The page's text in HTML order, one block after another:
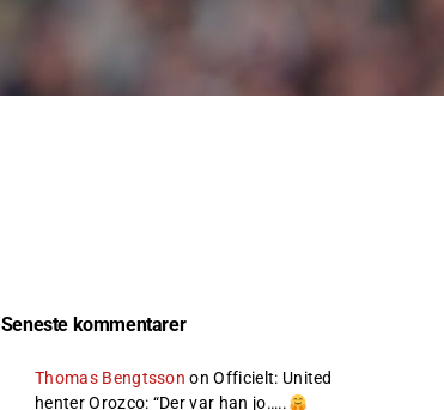
Seneste kommentarer
Thomas Bengtsson onOfficielt: United
henter Orozco: “Der var han jo…..